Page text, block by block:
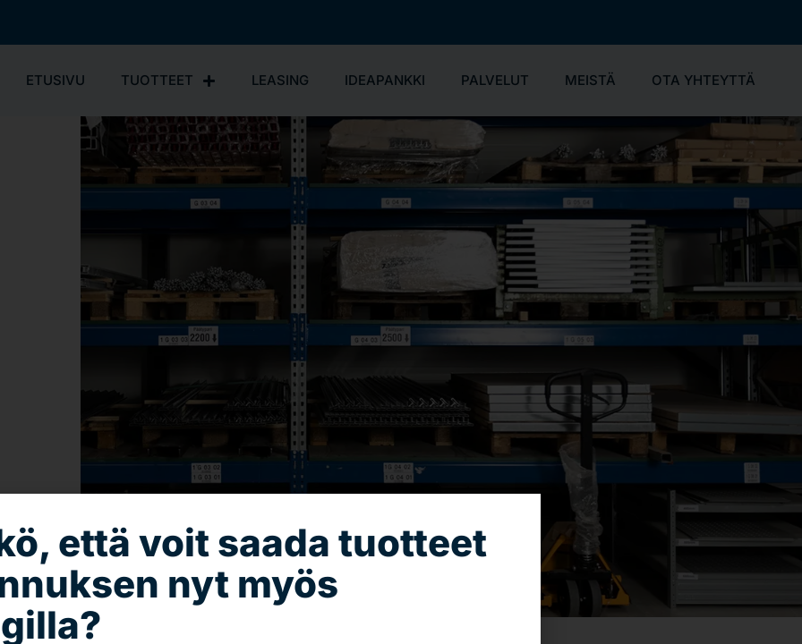
ETUSIVU TUOTTEET LEASING IDEAPANKKI PALVELUT MEISTÄ OTA YHTEYTTÄ
että voit saada tuotteet
nyt myös